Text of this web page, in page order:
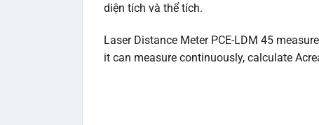
diện tích và thể tích.
Laser Distance Meter PCE-LDM 45
it can measure continuously, calculate